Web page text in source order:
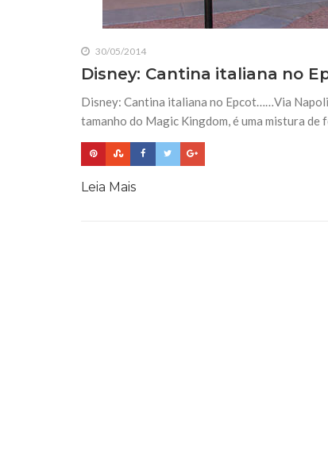
30/05/2014
Disney: Cantina italiana no
Disney: Cantina italiana no Epcot……Via
tamanho do Magic Kingdom, é uma mistura
Leia Mais